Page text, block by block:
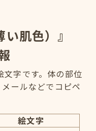
い肌色）』
文字です。体の部位
ールなどでコピペ
絵文字